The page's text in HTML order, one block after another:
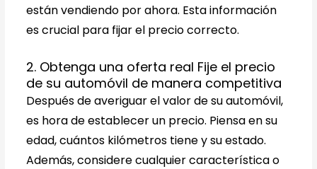
están vendiendo por ahora. Esta información
es crucial para fijar el precio correcto.
2. Obtenga una oferta real Fije el precio
de su automóvil de manera competitiva
Después de averiguar el valor de su automóvil,
es hora de establecer un precio. Piensa en su
edad, cuántos kilómetros tiene y su estado.
Además, considere cualquier característica o